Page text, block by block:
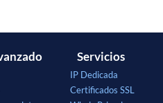
Servicios
IP Dedicada
Certificados SSL